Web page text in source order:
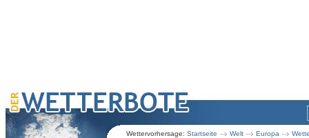
Wettervorhersage: Startseite Welt Europa